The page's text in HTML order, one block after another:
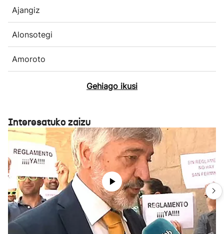
Ajangiz
Alonsotegi
Amoroto
Gehiago ikusi
Interesatuko zaizu